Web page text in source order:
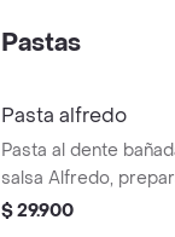
Pastas
Pasta alfredo
Pasta al dente
salsa Alfredo,
y queso parmesano.
$ 29.900